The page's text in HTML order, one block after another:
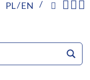
PL EN